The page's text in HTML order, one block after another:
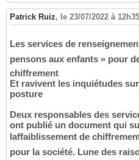
Patrick Ruiz, le 23/07/2022 à 12h35
Les services de
pensons aux enfants » pour
chiffrement
Et ravivent les inquiétudes
posture
Deux responsables des
ont publié un document qui
laffaiblissement de
pour la société. Lune des